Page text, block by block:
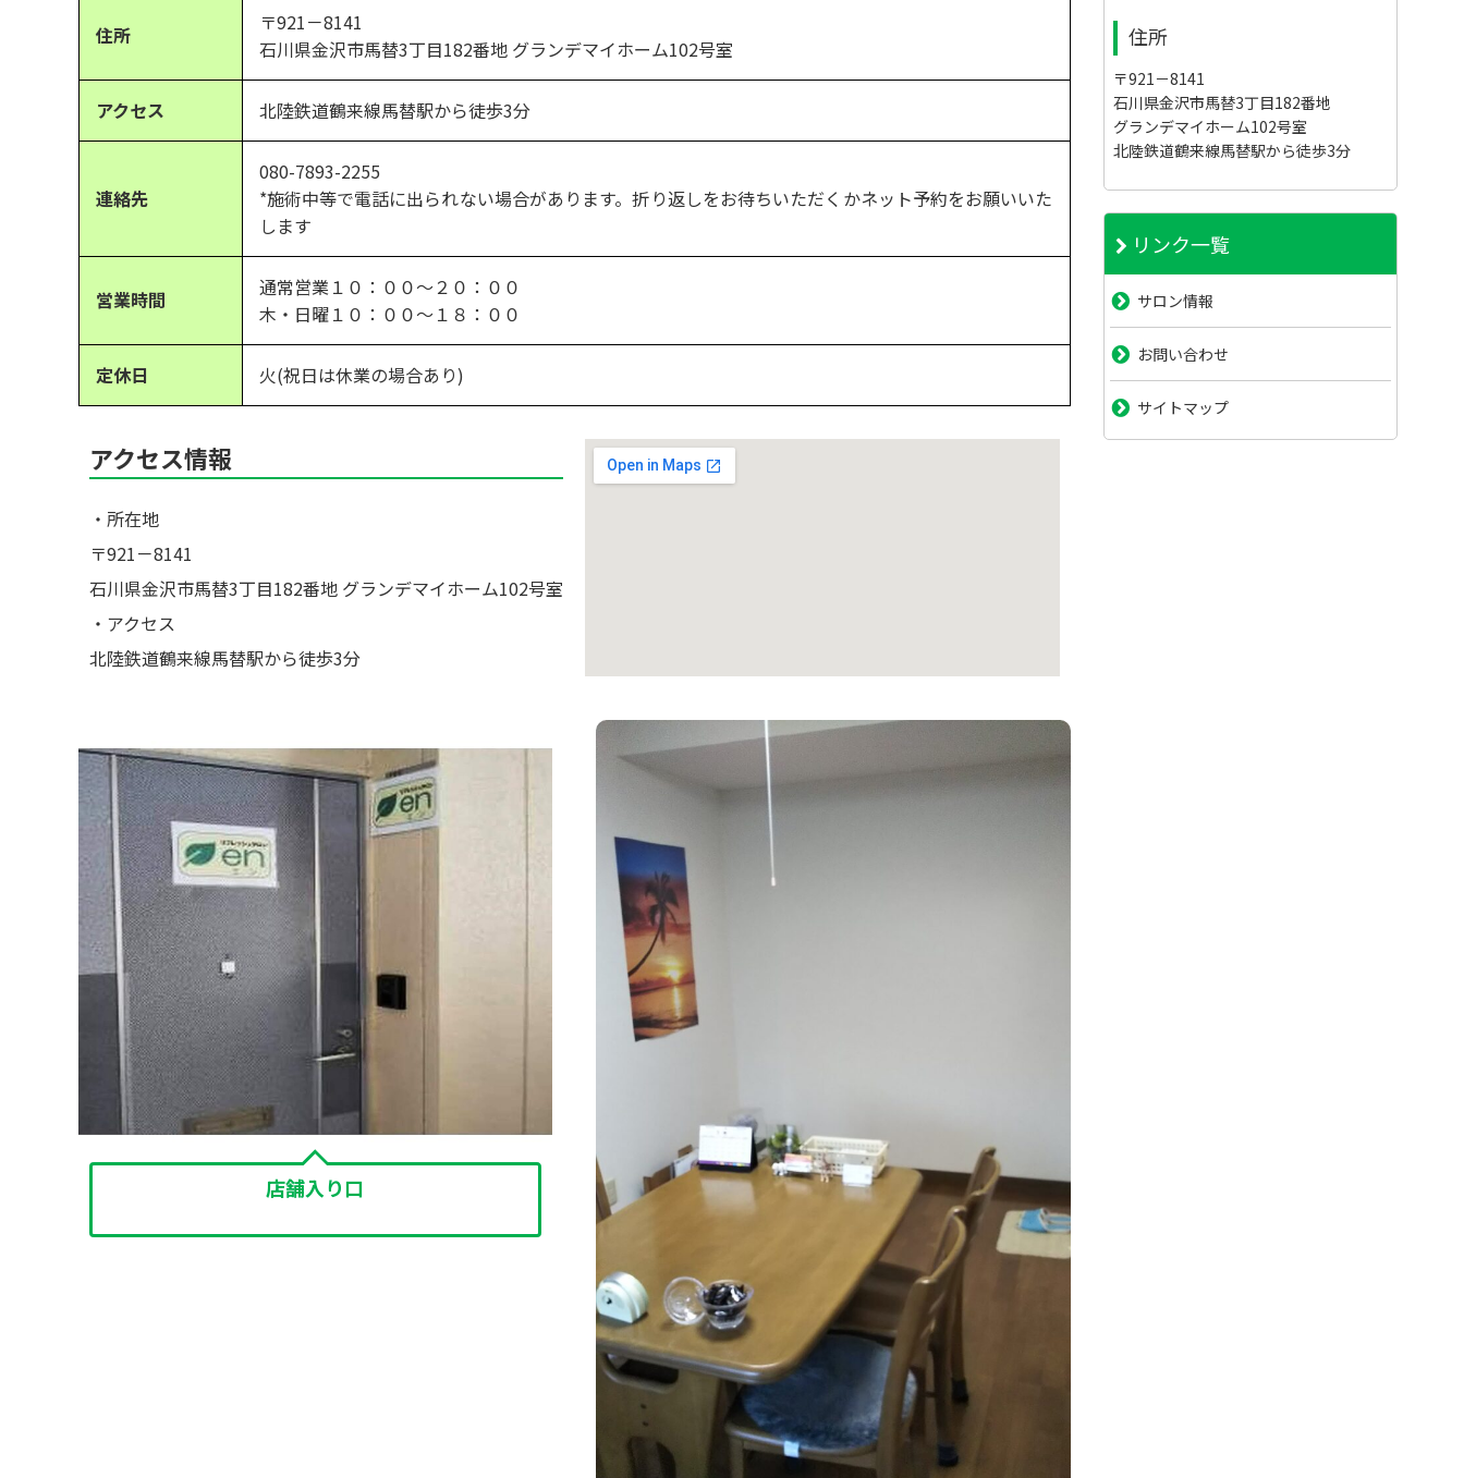
住所
〒921－8141
石川県金沢市馬替3丁目182番地 グランデマイホーム102号室
アクセス 北陸鉄道鶴来線馬替駅から徒歩3分
連絡先
080-7893-2255
*施術中等で電話に出られない場合があります。折り返しをお待ちいただくかネット予約をお願いいた
します
営業時間
通常営業１０：００～２０：００
木・日曜１０：００～１８：００
定休日 火(祝日は休業の場合あり)
アクセス情報
・所在地
〒921－8141
石川県金沢市馬替3丁目182番地 グランデマイホーム102号室
・アクセス
北陸鉄道鶴来線馬替駅から徒歩3分
店舗入り口
住所
〒921－8141
石川県金沢市馬替3丁目182番地
グランデマイホーム102号室
北陸鉄道鶴来線馬替駅から徒歩3分
リンク一覧
サロン情報
お問い合わせ
サイトマップ